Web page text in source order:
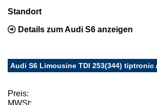
Standort
Details zum Audi S6 anzeigen
Audi S6 Limousine TDI 253(344) tiptronic
Preis:
MWSt: